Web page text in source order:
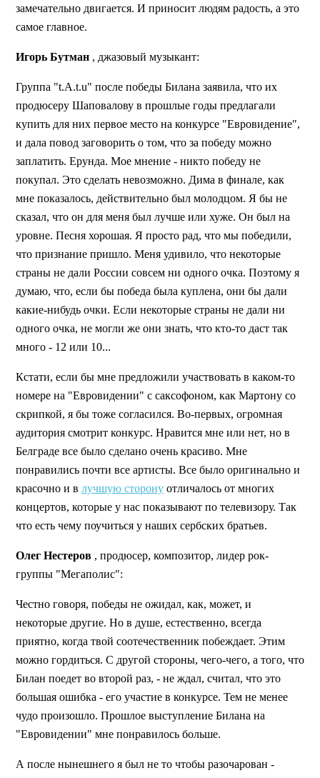
замечательно двигается. И приносит людям радость, а это
самое главное.
Игорь Бутман , джазовый музыкант:
Группа "t.A.t.u" после победы Билана заявила, что их
продюсеру Шаповалову в прошлые годы предлагали
купить для них первое место на конкурсе "Евровидение",
и дала повод заговорить о том, что за победу можно
заплатить. Ерунда. Мое мнение - никто победу не
покупал. Это сделать невозможно. Дима в финале, как
мне показалось, действительно был молодцом. Я бы не
сказал, что он для меня был лучше или хуже. Он был на
уровне. Песня хорошая. Я просто рад, что мы победили,
что признание пришло. Меня удивило, что некоторые
страны не дали России совсем ни одного очка. Поэтому я
думаю, что, если бы победа была куплена, они бы дали
какие-нибудь очки. Если некоторые страны не дали ни
одного очка, не могли же они знать, что кто-то даст так
много - 12 или 10...
Кстати, если бы мне предложили участвовать в каком-то
номере на "Евровидении" с саксофоном, как Мартону со
скрипкой, я бы тоже согласился. Во-первых, огромная
аудитория смотрит конкурс. Нравится мне или нет, но в
Белграде все было сделано очень красиво. Мне
понравились почти все артисты. Все было оригинально и
красочно и в лучшую сторону отличалось от многих
концертов, которые у нас показывают по телевизору. Так
что есть чему поучиться у наших сербских братьев.
Олег Нестеров , продюсер, композитор, лидер рок-
группы "Мегаполис":
Честно говоря, победы не ожидал, как, может, и
некоторые другие. Но в душе, естественно, всегда
приятно, когда твой соотечественник побеждает. Этим
можно гордиться. С другой стороны, чего-чего, а того, что
Билан поедет во второй раз, - не ждал, считал, что это
большая ошибка - его участие в конкурсе. Тем не менее
чудо произошло. Прошлое выступление Билана на
"Евровидении" мне понравилось больше.
А после нынешнего я был не то чтобы разочарован -